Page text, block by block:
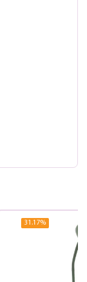
31.17%